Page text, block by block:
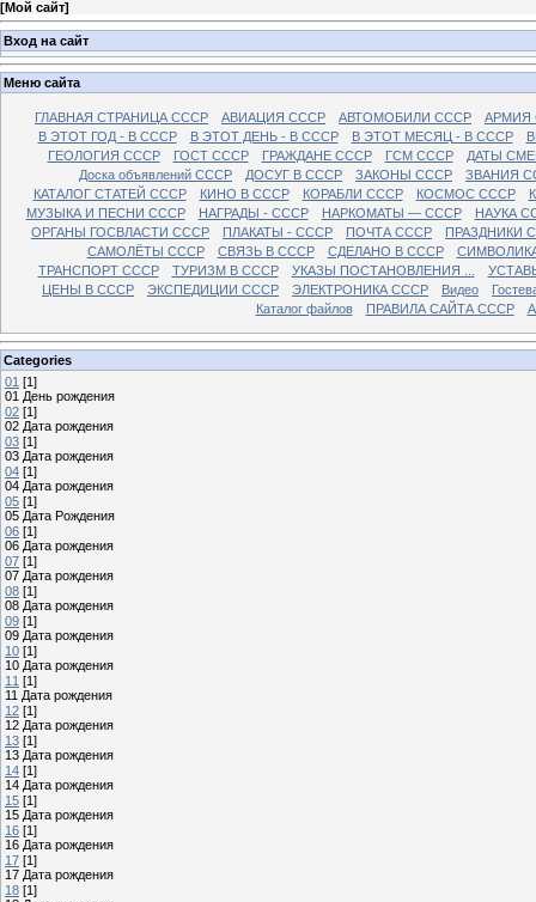
[Мой сайт]
Вход на сайт
Меню сайта
ГЛАВНАЯ СТРАНИЦА СССР АВИАЦИЯ СССР АВТОМОБИЛИ СССР
АРМИЯ
В ЭТОТ ГОД - В СССР
В ЭТОТ ДЕНЬ - В СССР В ЭТОТ МЕСЯЦ - В СССР
ГЕОЛОГИЯ СССР
ГОСТ СССР ГРАЖДАНЕ СССР ГСМ СССР
ДАТЫ
Доска объявлений СССР
ДОСУГ В СССР ЗАКОНЫ СССР
ЗВАНИЯ
КАТАЛОГ СТАТЕЙ СССР
КИНО В СССР КОРАБЛИ СССР КОСМОС СССР
МУЗЫКА И ПЕСНИ СССР
НАГРАДЫ - СССР НАРКОМАТЫ — СССР
НАУКА
ОРГАНЫ ГОСВЛАСТИ СССР
ПЛАКАТЫ - СССР ПОЧТА СССР
ПРАЗДНИКИ
САМОЛЁТЫ СССР
СВЯЗЬ В СССР СДЕЛАНО В СССР
ТРАНСПОРТ СССР
ТУРИЗМ В СССР УКАЗЫ ПОСТАНОВЛЕНИЯ ...
ЦЕНЫ В СССР
ЭКСПЕДИЦИИ СССР ЭЛЕКТРОНИКА СССР Видео
Каталог файлов
ПРАВИЛА САЙТА СССР
Categories
01 [1]
01 День рождения
02 [1]
02 Дата рождения
03 [1]
03 Дата рождения
04 [1]
04 Дата рождения
05 [1]
05 Дата Рождения
06 [1]
06 Дата рождения
07 [1]
07 Дата рождения
08 [1]
08 Дата рождения
09 [1]
09 Дата рождения
10 [1]
10 Дата рождения
11 [1]
11 Дата рождения
12 [1]
12 Дата рождения
13 [1]
13 Дата рождения
14 [1]
14 Дата рождения
15 [1]
15 Дата рождения
16 [1]
16 Дата рождения
17 [1]
17 Дата рождения
18 [1]